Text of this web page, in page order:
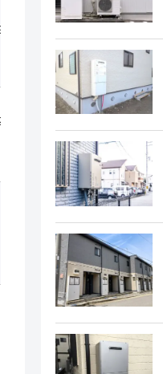
～18:00
記載なし
時間 年中
最短20分
最短30分～1
時間程度
※店舗ごと
記載なし